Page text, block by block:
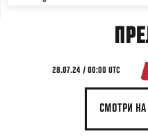
28.07.24 / 00:00 UTC
СМОТРИ НА